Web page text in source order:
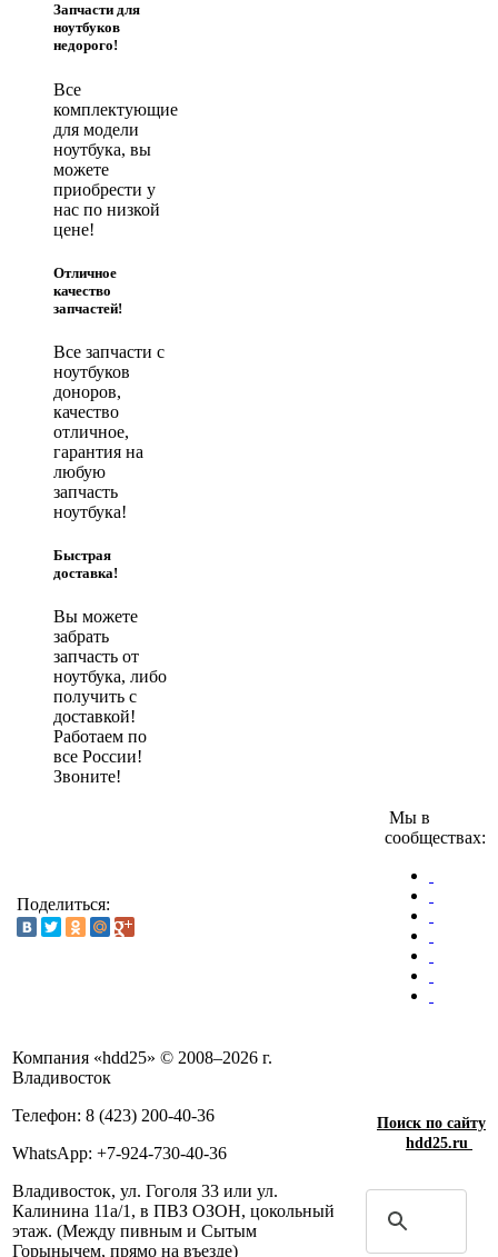
Запчасти для
ноутбуков
недорого!
Все
комплектующие
для модели
ноутбука, вы
можете
приобрести у
нас по низкой
цене!
Отличное
качество
запчастей!
Все запчасти с
ноутбуков
доноров,
качество
отличное,
гарантия на
любую
запчасть
ноутбука!
Быстрая
доставка!
Вы можете
забрать
запчасть от
ноутбука, либо
получить с
доставкой!
Работаем по
все России!
Звоните!
Поделиться:
Мы в
сообществах:
Компания «hdd25» © 2008–2026 г.
Владивосток
Телефон: 8 (423) 200-40-36
WhatsApp: +7-924-730-40-36
Владивосток, ул. Гоголя 33 или ул.
Калинина 11а/1, в ПВЗ ОЗОН, цокольный
этаж. (Между пивным и Сытым
Горынычем, прямо на въезде)
Поиск по сайту
hdd25.ru